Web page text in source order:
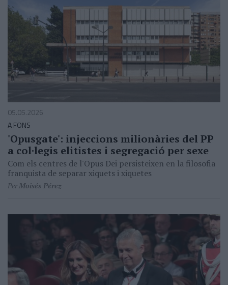
05.05.2026
A FONS
'Opusgate': injeccions milionàries del PP
a col·legis elitistes i segregació per sexe
Com els centres de l'Opus Dei persisteixen en la filosofia
franquista de separar xiquets i xiquetes
PerMoisés Pérez